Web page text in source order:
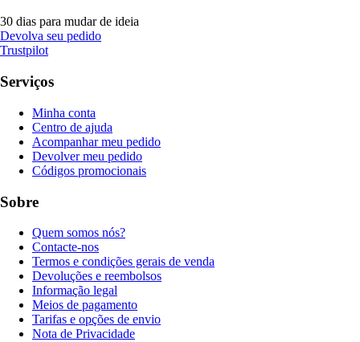
30 dias para mudar de ideia
Devolva seu pedido
Trustpilot
Serviços
Minha conta
Centro de ajuda
Acompanhar meu pedido
Devolver meu pedido
Códigos promocionais
Sobre
Quem somos nós?
Contacte-nos
Termos e condições gerais de venda
Devoluções e reembolsos
Informação legal
Meios de pagamento
Tarifas e opções de envio
Nota de Privacidade